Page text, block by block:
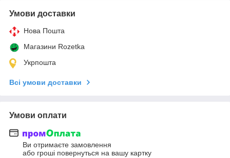
Умови доставки
Нова Пошта
Магазини Rozetka
Укрпошта
Всі умови доставки
Умови оплати
Ви отримаєте замовлення
або гроші повернуться на вашу картку